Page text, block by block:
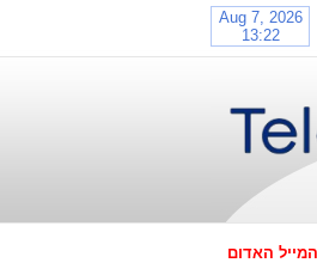
המייל האדום